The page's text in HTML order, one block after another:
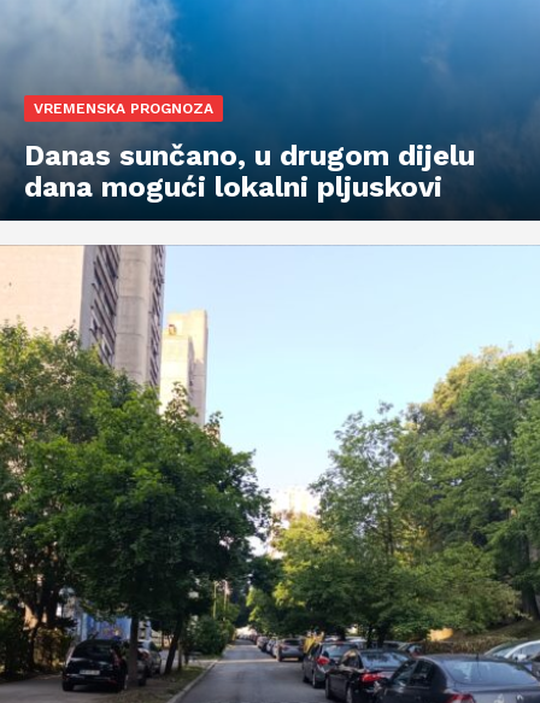
VREMENSKA PROGNOZA
Danas sunčano, u drugom dijelu
dana mogući lokalni pljuskovi